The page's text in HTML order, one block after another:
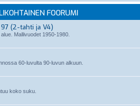
FOORUMI
(2-tahti ja V4)
Mallivuodet 1950-1980.
60-luvulta 90-luvun alkuun.
koko suku.